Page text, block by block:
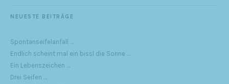
NEUESTE BEITRÄGE
Spontanseifelanfall …
Endlich scheint mal ein bissl die Sonne …
Ein Lebenszeichen …
Drei Seifen …